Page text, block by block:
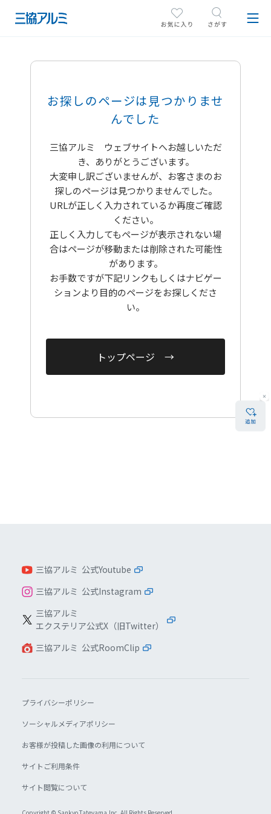
お探しのページは見つかりませ
んでした
三協アルミ ウェブサイトへお越しいただ
き、ありがとうございます。
大変申し訳ございませんが、お客さまのお
探しのページは見つかりませんでした。
URLが正しく入力されているか再度ご確認
ください。
正しく入力してもページが表示されない場
合はページが移動または削除された可能性
があります。
お手数ですが下記リンクもしくはナビゲー
ションより目的のページをお探しくださ
い。
トップページ →
三協アルミ 公式Youtube
三協アルミ 公式Instagram
三協アルミ
エクステリア公式X（旧Twitter）
三協アルミ 公式RoomClip
プライバシーポリシー
ソーシャルメディアポリシー
お客様が投稿した画像の利用について
サイトご利用条件
サイト閲覧について